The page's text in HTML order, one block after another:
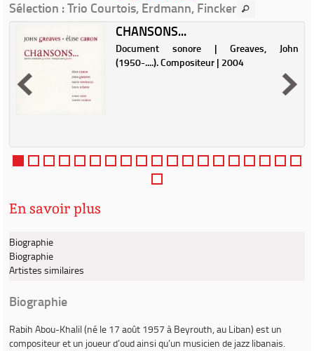
Sélection : Trio Courtois, Erdmann, Fincker
CHANSONS...
Document sonore | Greaves, John
(1950-....). Compositeur | 2004
En savoir plus
Biographie
Biographie
Artistes similaires
Biographie
Rabih Abou-Khalil(né le 17 août 1957 à Beyrouth, au Liban) est un
compositeur et un joueur d’oud ainsi qu’un musicien de jazz libanais.